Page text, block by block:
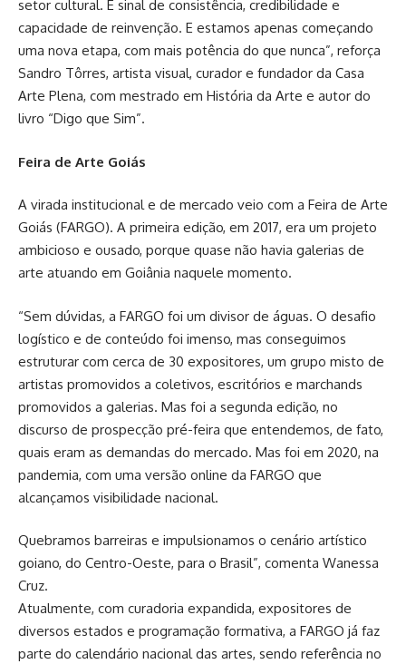
setor cultural. É sinal de consistência, credibilidade e
capacidade de reinvenção. E estamos apenas começando
uma nova etapa, com mais potência do que nunca”, reforça
Sandro Tôrres, artista visual, curador e fundador da Casa
Arte Plena, com mestrado em História da Arte e autor do
livro “Digo que Sim”.
Feira de Arte Goiás
A virada institucional e de mercado veio com a Feira de Arte
Goiás (FARGO). A primeira edição, em 2017, era um projeto
ambicioso e ousado, porque quase não havia galerias de
arte atuando em Goiânia naquele momento.
“Sem dúvidas, a FARGO foi um divisor de águas. O desafio
logístico e de conteúdo foi imenso, mas conseguimos
estruturar com cerca de 30 expositores, um grupo misto de
artistas promovidos a coletivos, escritórios e marchands
promovidos a galerias. Mas foi a segunda edição, no
discurso de prospecção pré-feira que entendemos, de fato,
quais eram as demandas do mercado. Mas foi em 2020, na
pandemia, com uma versão online da FARGO que
alcançamos visibilidade nacional.
Quebramos barreiras e impulsionamos o cenário artístico
goiano, do Centro-Oeste, para o Brasil”, comenta Wanessa
Cruz.
Atualmente, com curadoria expandida, expositores de
diversos estados e programação formativa, a FARGO já faz
parte do calendário nacional das artes, sendo referência no